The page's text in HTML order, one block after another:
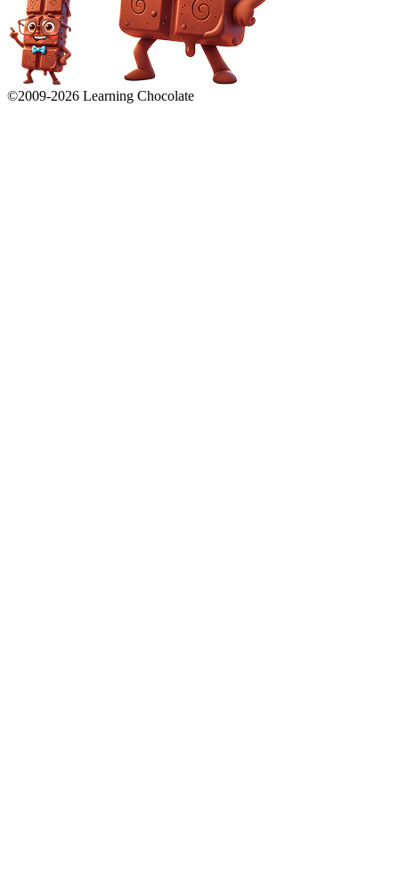
©2009-2026 Learning Chocolate